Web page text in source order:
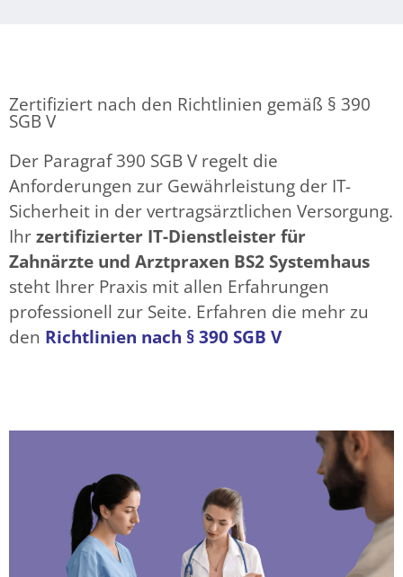
Zertifiziert nach den Richtlinien gemäß § 390
SGB V
Der Paragraf 390 SGB V regelt die
Anforderungen zur Gewährleistung der IT-
Sicherheit in der vertragsärztlichen Versorgung.
Ihrzertifizierter IT-Dienstleister für
Zahnärzte und Arztpraxen BS2 Systemhaus
steht Ihrer Praxis mit allen Erfahrungen
professionell zur Seite. Erfahren die mehr zu
den Richtlinien nach § 390 SGB V